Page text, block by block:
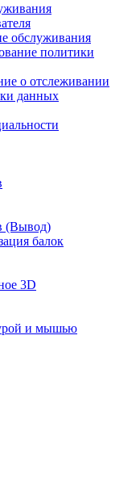
обслуживания
политики
о отслеживании
данных
(Вывод)
балок
3D
и мышью